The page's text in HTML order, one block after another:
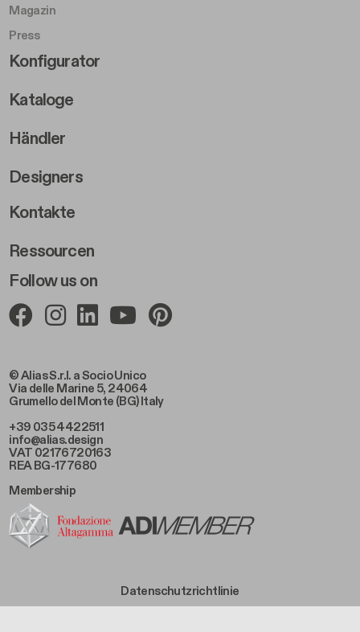
© Alias S.r.l. a Socio Unico
Via delle Marine 5, 24064
Grumello del Monte (BG) Italy
+39 035 4422511
info@alias.design
VAT 02176720163
REA BG-177680
Follow us on
Magazin
Press
Footer Right Middle B
Konfigurator
Kataloge
Händler
Designers
Footer Right 2
Kontakte
Ressourcen
Membership
Footer Bottom Left
Datenschutzrichtlinie
Footer Bottom Left Middle